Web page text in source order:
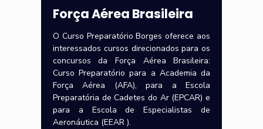
Força Aérea Brasileira
O Curso Preparatório Borges oferece aos
interessados cursos direcionados para os
concursos da Força Aérea Brasileira:
Curso Preparatório para a Academia da
Força Aérea (AFA), para a Escola
Preparatória de Cadetes do Ar (EPCAR) e
para a Escola de Especialistas de
Aeronáutica (EEAR ).